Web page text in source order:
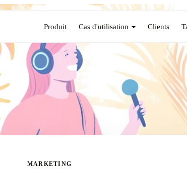
Produit Cas d'utilisation Clients
MARKETING